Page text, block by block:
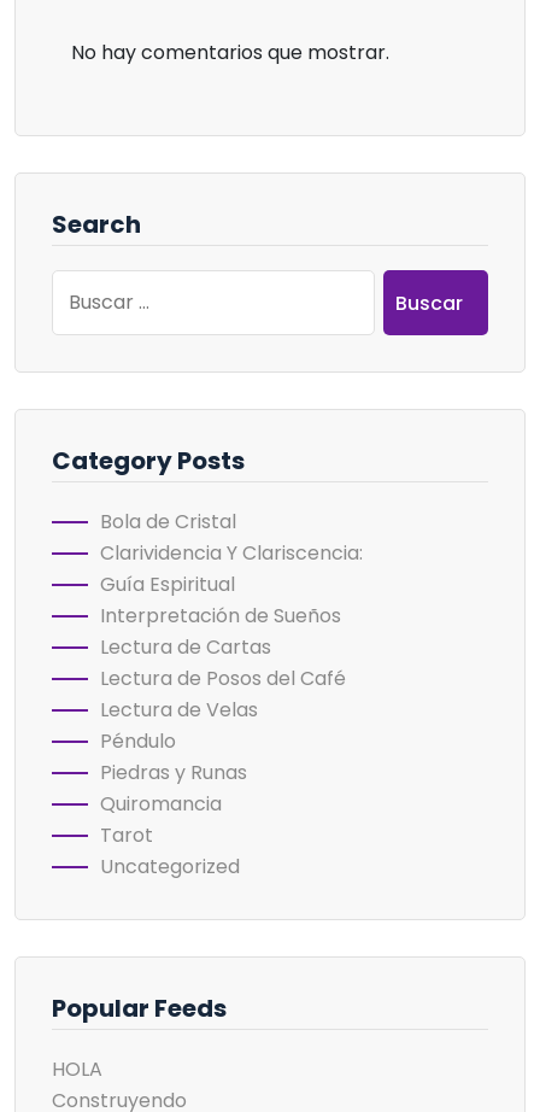
No hay comentarios que mostrar.
Search
Category Posts
Bola de Cristal
Clarividencia Y Clariscencia:
Guía Espiritual
Interpretación de Sueños
Lectura de Cartas
Lectura de Posos del Café
Lectura de Velas
Péndulo
Piedras y Runas
Quiromancia
Tarot
Uncategorized
Popular Feeds
HOLA
Construyendo